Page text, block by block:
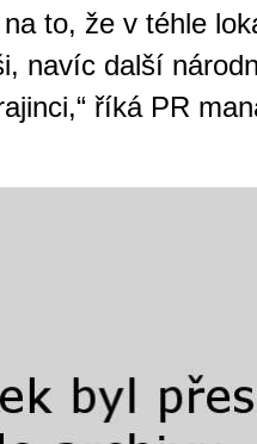
to, že v téhle
navíc další
říká PR
hry. V
nabídku her
jak pro pravidelné